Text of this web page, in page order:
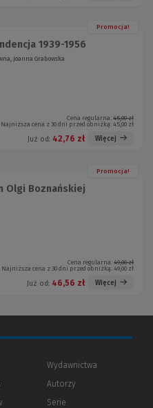
Promocja!
1939-1956
Joanna Grabowska
Cena regularna: 45,00 zł
Najniższa cena z 30 dni przed obniżką: 45,00 zł
Już od: 42,76 zł Więcej
Promocja!
Olgi Boznańskiej
Cena regularna: 49,00 zł
Najniższa cena z 30 dni przed obniżką: 49,00 zł
Już od: 46,56 zł Więcej
(Nowe
(Link
Wydawnictwa
Autorzy
Serie